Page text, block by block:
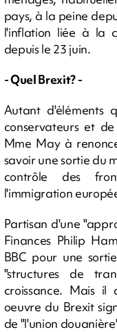
pays, à la peine
l'inflation liée à la
depuis le 23 juin.
- Quel Brexit? -
Autant d'éléments
conservateurs et
Mme May à
savoir une sortie du
contrôle des
l'immigration
Partisan d'une
Finances Philip
BBC pour une
"structures de
croissance. Mais
oeuvre du Brexit
de "l'union